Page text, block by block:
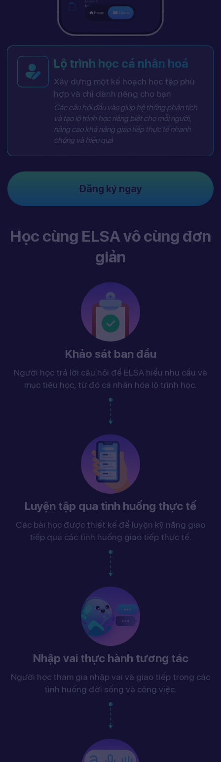
Lộ trình học cá nhân hoá
Xây dựng một kế hoạch học tập phù
hợp và chỉ dành riêng cho bạn
Các câu hỏi đầu vào giúp hệ thống phân tích
và tạo lộ trình học riêng biệt cho mỗi người,
nâng cao khả năng giao tiếp thực tế nhanh
chóng và hiệu quả
Đăng ký ngay
Học cùng ELSA vô cùng đơn
giản
Khảo sát ban đầu
Người học trả lời câu hỏi để ELSA hiểu nhu cầu và
mục tiêu học, từ đó cá nhân hóa lộ trình học.
Luyện tập qua tình huống thực tế
Các bài học được thiết kế để luyện kỹ năng giao
tiếp qua các tình huống giao tiếp thực tế.
Nhập vai thực hành tương tác
Người học tham gia nhập vai và giao tiếp trong các
tình huống đời sống và công việc.